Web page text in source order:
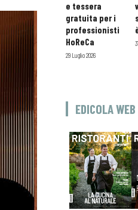
e tessera
gratuita per i
professionisti
HoReCa
29 Luglio 2026
EDICOLA WEB